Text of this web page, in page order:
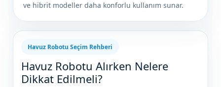
ve hibrit modeller daha konforlu kullanım sunar.
Havuz Robotu Seçim Rehberi
Havuz Robotu Alırken Nelere
Dikkat Edilmeli?